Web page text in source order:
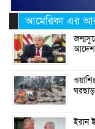
আমেরিকা এর
আদেশ
ইরান